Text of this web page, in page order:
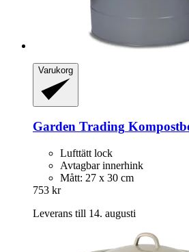
Varukorg
Garden Trading
Lufttätt lock
Avtagbar innerhink
Mått: 27 x 30 cm
753 kr
Leverans till 14. augusti